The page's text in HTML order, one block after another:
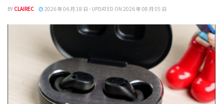
BY CLAIREC 2026 年 06 月 18 日 - UPDATED ON 2026 年 08 月 05 日